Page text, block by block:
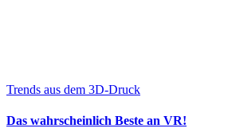
Trends aus dem 3D-Druck
Das wahrscheinlich Beste an VR!